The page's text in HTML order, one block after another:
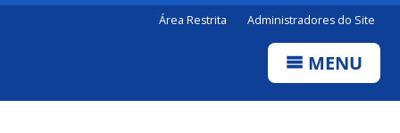
Área Restrita Administradores do Site
MENU